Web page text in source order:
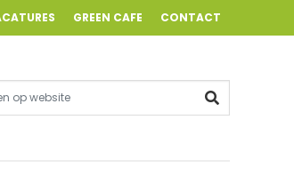
GREEN CAFE CONTACT